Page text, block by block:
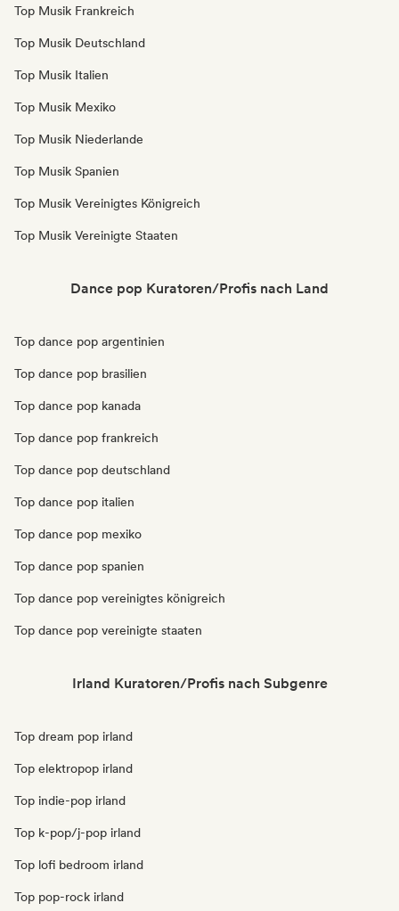
Top Musik Frankreich
Top Musik Deutschland
Top Musik Italien
Top Musik Mexiko
Top Musik Niederlande
Top Musik Spanien
Top Musik Vereinigtes Königreich
Top Musik Vereinigte Staaten
Dance pop Kuratoren/Profis nach Land
Top dance pop argentinien
Top dance pop brasilien
Top dance pop kanada
Top dance pop frankreich
Top dance pop deutschland
Top dance pop italien
Top dance pop mexiko
Top dance pop spanien
Top dance pop vereinigtes königreich
Top dance pop vereinigte staaten
Irland Kuratoren/Profis nach Subgenre
Top dream pop irland
Top elektropop irland
Top indie-pop irland
Top k-pop/j-pop irland
Top lofi bedroom irland
Top pop-rock irland